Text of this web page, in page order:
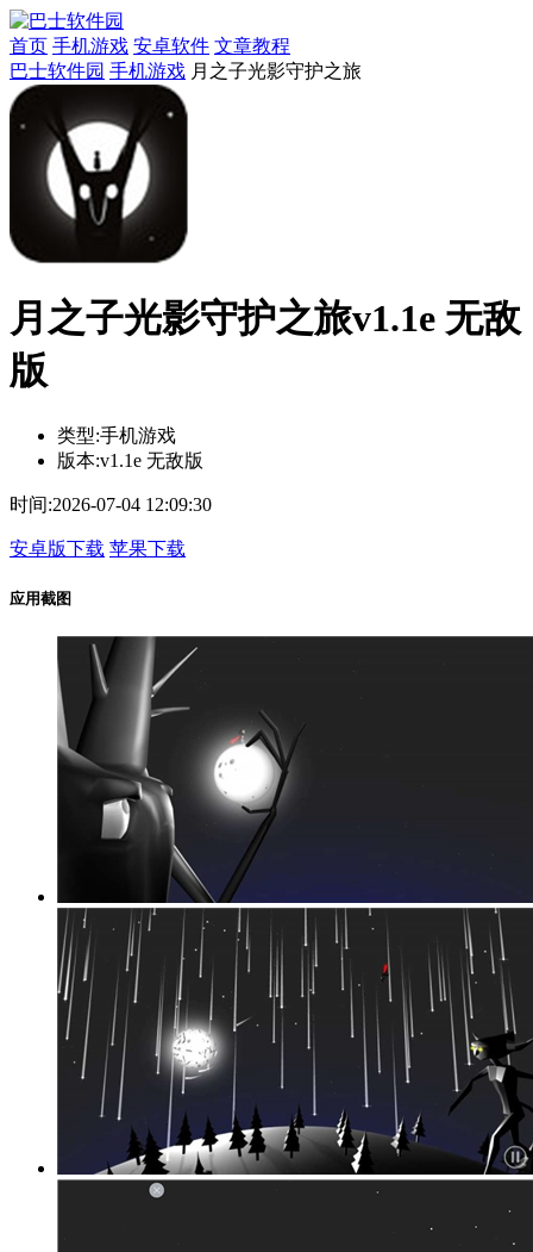
首页 手机游戏 安卓软件 文章教程
巴士软件园 手机游戏 月之子光影守护之旅
月之子光影守护之旅v1.1e 无敌
版
类型:手机游戏
版本:v1.1e 无敌版
时间:2026-07-04 12:09:30
安卓版下载 苹果下载
应用截图